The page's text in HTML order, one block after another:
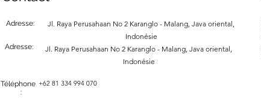
Adresse:
Jl. Raya Perusahaan No 2 Karanglo - Malang, Java oriental,
Indonésie
Adresse:
Jl. Raya Perusahaan No 2 Karanglo - Malang, Java oriental,
Indonésie
Téléphone
:
+62 81 334 994 070